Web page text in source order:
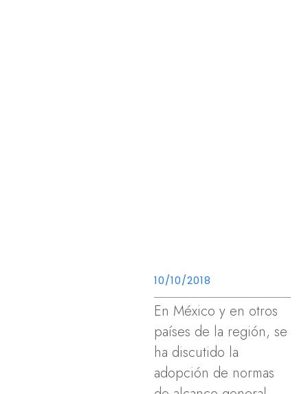
10/10/2018
En México y en otros
países de la región, se
ha discutido la
adopción de normas